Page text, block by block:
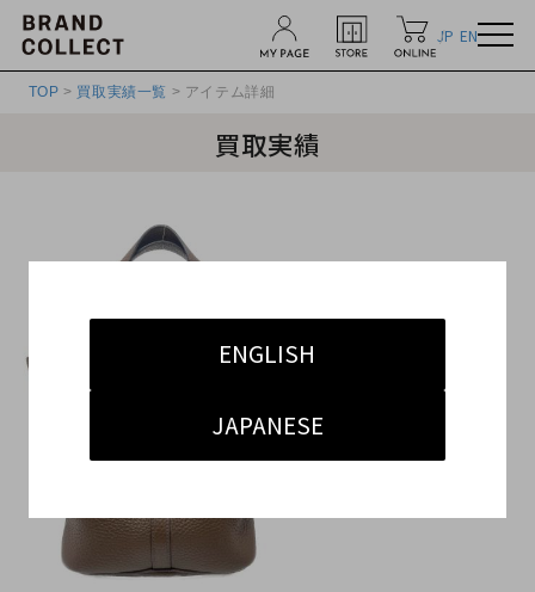
JP EN
ENGLISH
JAPANESE
TOP > 買取実績一覧 > アイテム詳細
買取実績